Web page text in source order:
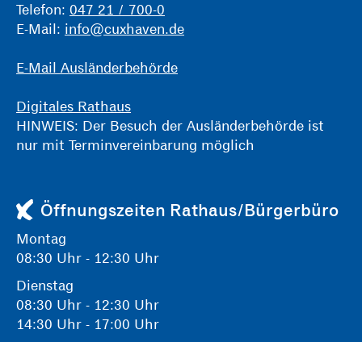
Telefon: 047 21 / 700-0
E-Mail: info@cuxhaven.de
E-Mail Ausländerbehörde
Digitales Rathaus
HINWEIS: Der Besuch der Ausländerbehörde ist
nur mit Terminvereinbarung möglich
Öffnungszeiten Rathaus/Bürgerbüro
Montag
08:30 Uhr - 12:30 Uhr
Dienstag
08:30 Uhr - 12:30 Uhr
14:30 Uhr - 17:00 Uhr